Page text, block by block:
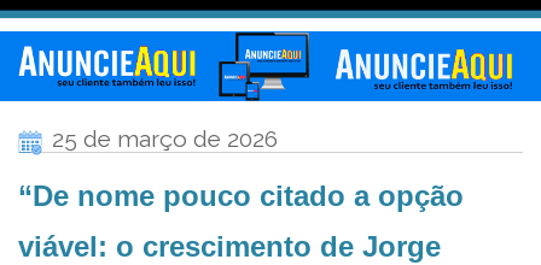
25 de março de 2026
“De nome pouco citado a opção
viável: o crescimento de Jorge